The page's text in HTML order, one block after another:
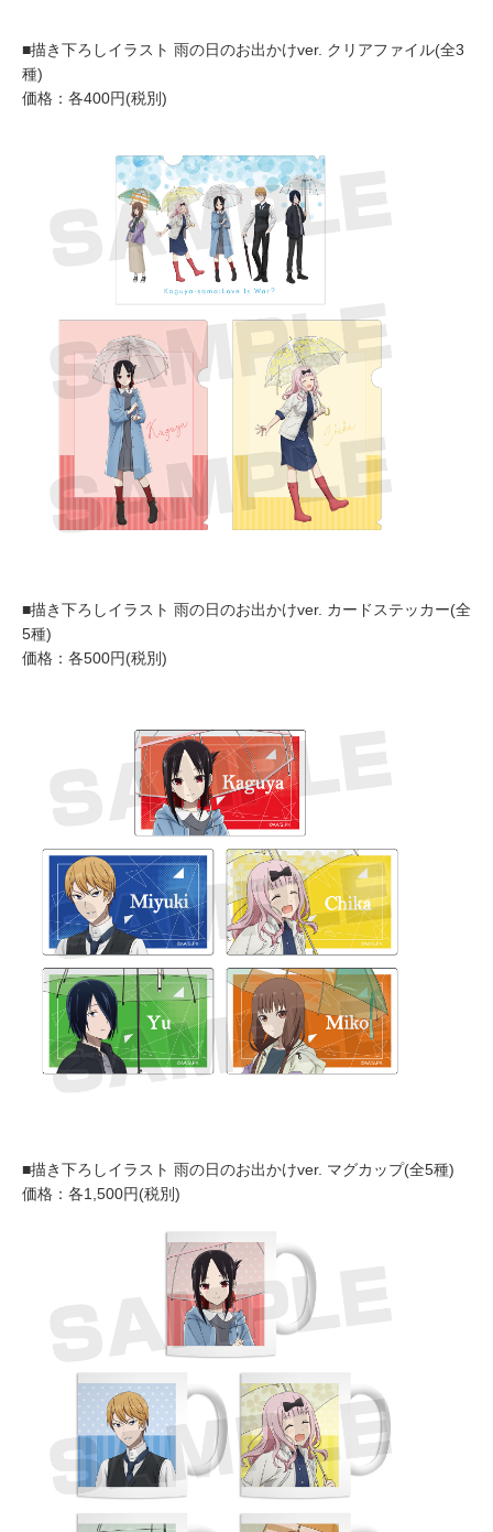
■描き下ろしイラスト 雨の日のお出かけver. クリアファイル(全3
種)
価格：各400円(税別)
■描き下ろしイラスト 雨の日のお出かけver. カードステッカー(全
5種)
価格：各500円(税別)
■描き下ろしイラスト 雨の日のお出かけver. マグカップ(全5種)
価格：各1,500円(税別)